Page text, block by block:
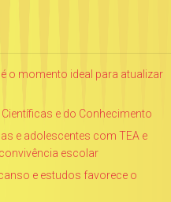
o momento ideal para atualizar
e do Conhecimento
e adolescentes com TEA e
escolar
e estudos favorece o